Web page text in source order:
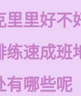
里里好不
练速成班
有哪些呢